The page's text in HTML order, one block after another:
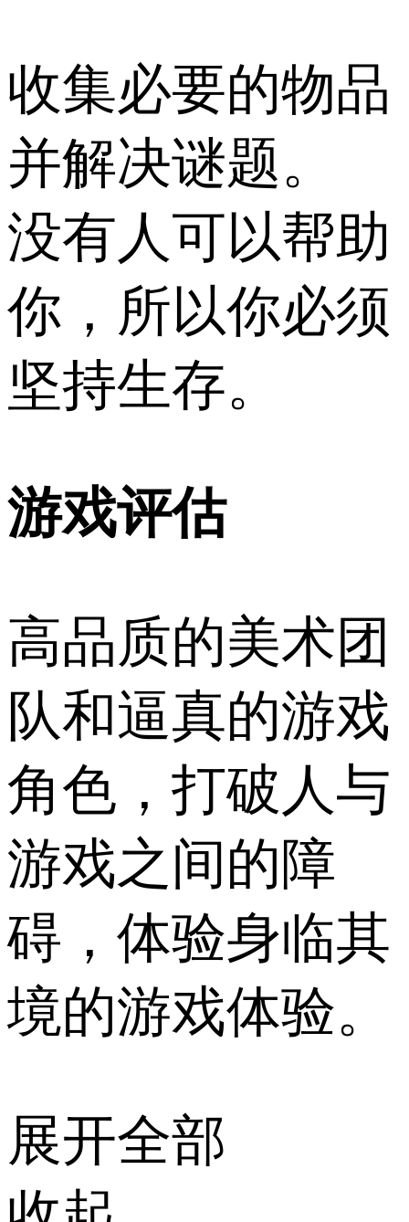
收集必要的物品
并解决谜题。
没有人可以帮助
你，所以你必须
坚持生存。
游戏评估
高品质的美术团
队和逼真的游戏
角色，打破人与
游戏之间的障
碍，体验身临其
境的游戏体验。
展开全部